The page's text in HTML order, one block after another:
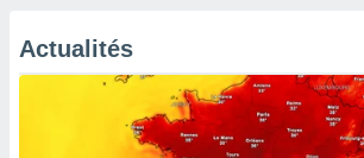
Actualités